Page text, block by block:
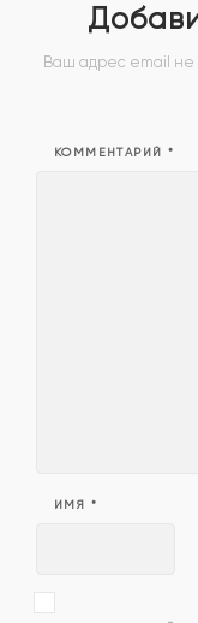
Ваш адрес email не
КОММЕНТАРИЙ *
ИМЯ *